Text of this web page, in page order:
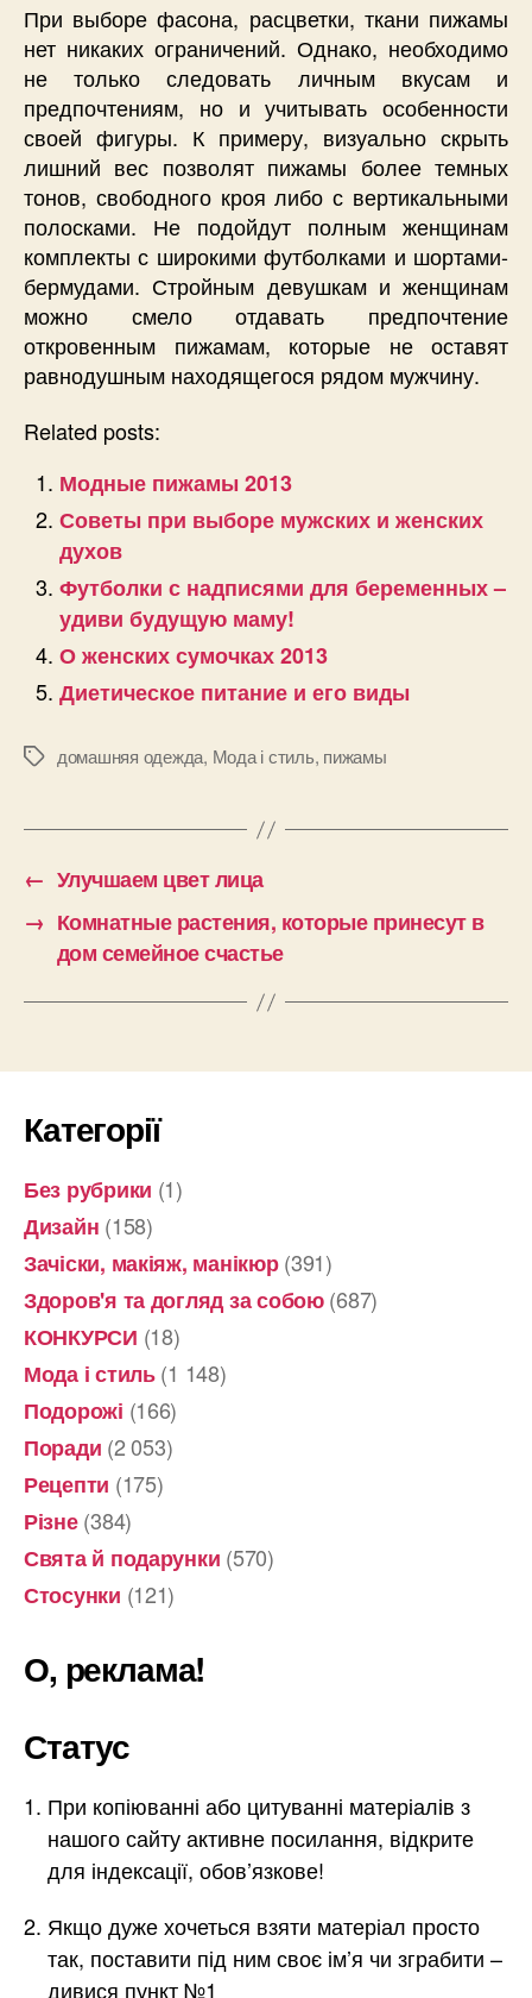
При выборе фасона, расцветки, ткани пижамы
нет никаких ограничений. Однако, необходимо
не только следовать личным вкусам и
предпочтениям, но и учитывать особенности
своей фигуры. К примеру, визуально скрыть
лишний вес позволят пижамы более темных
тонов, свободного кроя либо с вертикальными
полосками. Не подойдут полным женщинам
комплекты с широкими футболками и шортами-
бермудами. Стройным девушкам и женщинам
можно смело отдавать предпочтение
откровенным пижамам, которые не оставят
равнодушным находящегося рядом мужчину.
Related posts:
Модные пижамы 2013
Советы при выборе мужских и женских
духов
Футболки с надписями для беременных –
удиви будущую маму!
О женских сумочках 2013
Диетическое питание и его виды
Позначкидомашняя одежда, Мода і стиль, пижамы
← Улучшаем цвет лица
→ Комнатные растения, которые принесут в
дом семейное счастье
Категорії
Без рубрики (1)
Дизайн (158)
Зачіски, макіяж, манікюр(391)
Здоров'я та догляд за собою(687)
КОНКУРСИ (18)
Мода і стиль(1 148)
Подорожі (166)
Поради (2 053)
Рецепти (175)
Різне(384)
Свята й подарунки (570)
Стосунки (121)
О, реклама!
Статус
При копіюванні або цитуванні матеріалів з
нашого сайту активне посилання, відкрите
для індексації, обов’язкове!
Якщо дуже хочеться взяти матеріал просто
так, поставити під ним своє ім’я чи зграбити –
дивися пункт №1